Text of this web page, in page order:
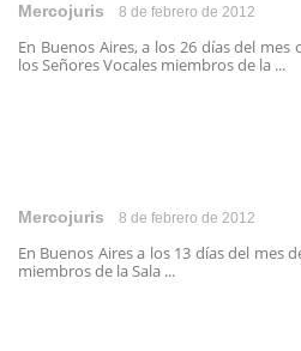
Mercojuris 8 de febrero de 2012
En Buenos Aires, a los 26 días del
los Señores Vocales miembros de la ...
Mercojuris 8 de febrero de 2012
En Buenos Aires a los 13 días del mes
miembros de la Sala ...